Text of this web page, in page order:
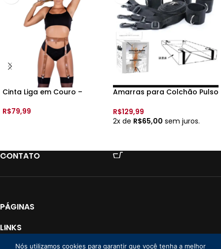
Cinta Liga em Couro –
R$79,99
Amarras para Colchão Pulso
Preto
R$129,99
2x de R$65,00 sem juros.
CONTATO
PÁGINAS
LINKS
Nós utilizamos cookies para garantir que você tenha a melhor